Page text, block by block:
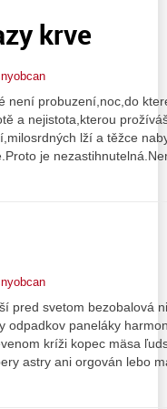
krve
není probuzení,noc,do
a nejistota,kterou
lží a těžce
je
pred svetom bezobalová
odpadkov paneláky
kríži kopec mäsa
astry ani orgován lebo